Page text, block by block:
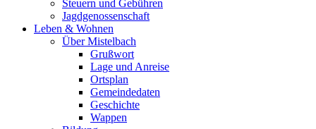
Steuern und Gebühren
Jagdgenossenschaft
Leben & Wohnen
Über Mistelbach
Grußwort
Lage und Anreise
Ortsplan
Gemeindedaten
Geschichte
Wappen